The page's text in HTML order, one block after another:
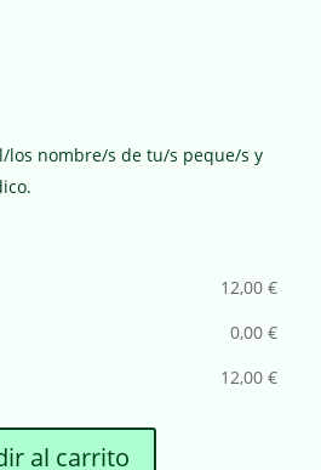
los nombre/s de tu/s peque/s y
12,00€
0,00€
12,00€
al carrito
A